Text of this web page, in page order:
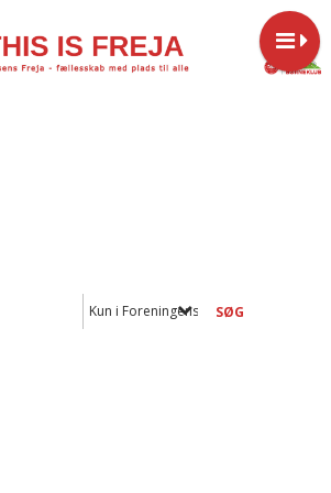
Kun i Foreningens vedtægter